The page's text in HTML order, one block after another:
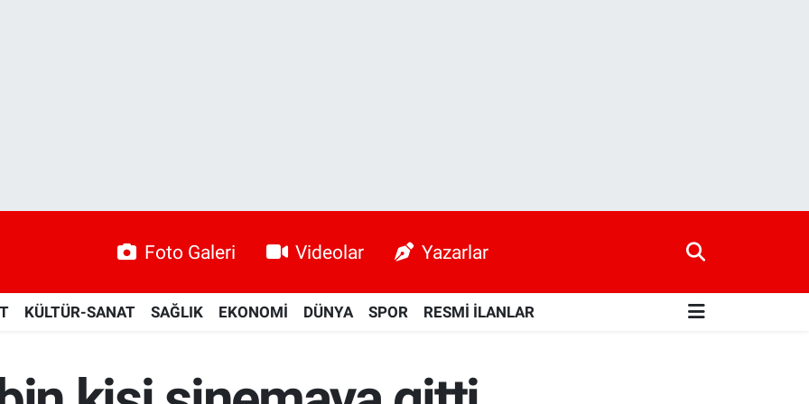
Foto Galeri Videolar Yazarlar
KÜLTÜR-SANAT SAĞLIK EKONOMİ DÜNYA SPOR RESMİ İLANLAR